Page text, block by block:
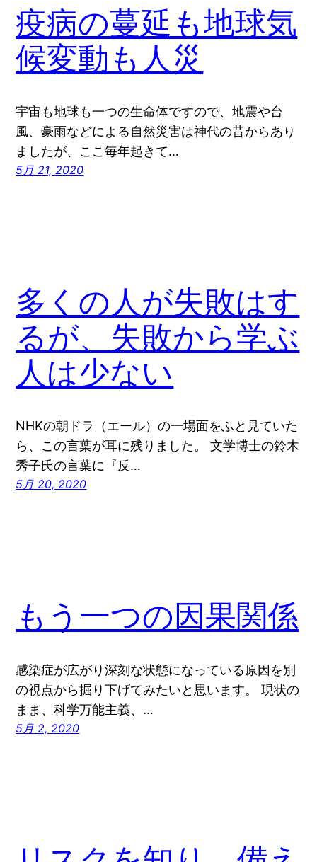
疫病の蔓延も地球気
候変動も人災
宇宙も地球も一つの生命体ですので、地震や台
風、豪雨などによる自然災害は神代の昔からあり
ましたが、ここ毎年起きて…
5月 21, 2020
多くの人が失敗はす
るが、失敗から学ぶ
人は少ない
NHKの朝ドラ（エール）の一場面をふと見ていた
ら、この言葉が耳に残りました。 文学博士の鈴木
秀子氏の言葉に『反…
5月 20, 2020
もう一つの因果関係
感染症が広がり深刻な状態になっている原因を別
の視点から掘り下げてみたいと思います。 現状の
まま、科学万能主義、…
5月 2, 2020